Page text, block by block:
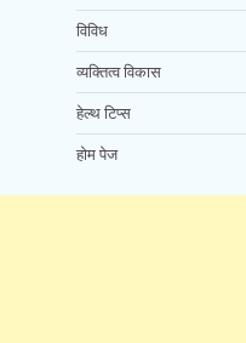
विविध
व्यक्तित्व विकास
हेल्थ टिप्स
होम पेज